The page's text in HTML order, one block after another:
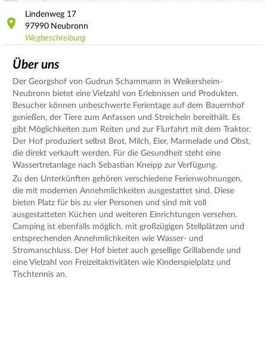
Lindenweg 17
97990 Neubronn
Wegbeschreibung
Über uns
Der Georgshof von Gudrun Schammann in Weikersheim-
Neubronn bietet eine Vielzahl von Erlebnissen und Produkten.
Besucher können unbeschwerte Ferientage auf dem Bauernhof
genießen, der Tiere zum Anfassen und Streicheln bereithält. Es
gibt Möglichkeiten zum Reiten und zur Flurfahrt mit dem Traktor.
Der Hof produziert selbst Brot, Milch, Eier, Marmelade und Obst,
die direkt verkauft werden. Für die Gesundheit steht eine
Wassertretanlage nach Sebastian Kneipp zur Verfügung.
Zu den Unterkünften gehören verschiedene Ferienwohnungen,
die mit modernen Annehmlichkeiten ausgestattet sind. Diese
bieten Platz für bis zu vier Personen und sind mit voll
ausgestatteten Küchen und weiteren Einrichtungen versehen.
Camping ist ebenfalls möglich, mit großzügigen Stellplätzen und
entsprechenden Annehmlichkeiten wie Wasser- und
Stromanschluss. Der Hof bietet auch gesellige Grillabende und
eine Vielzahl von Freizeitaktivitäten wie Kinderspielplatz und
Tischtennis an.